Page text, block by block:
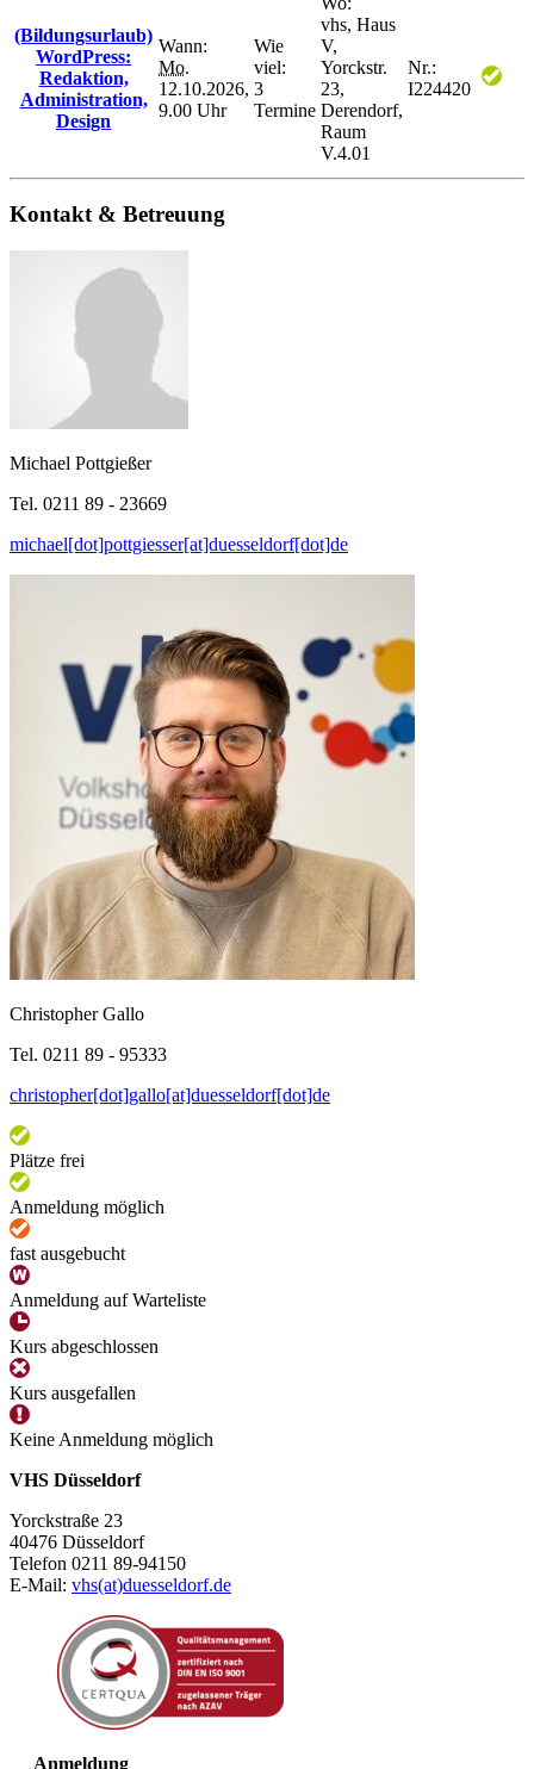
(Bildungsurlaub)
WordPress:
Redaktion,
Administration,
Design
Wann:
Mo.
12.10.2026,
9.00 Uhr
Wie
viel:
3
Termine
vhs, Haus
V,
Yorckstr.
23,
Derendorf,
Raum
V.4.01
Nr.:
I224420
Kontakt & Betreuung
Michael Pottgießer
Tel. 0211 89 - 23669
michael[dot]pottgiesser[at]duesseldorf[dot]de
Christopher Gallo
Tel. 0211 89 - 95333
christopher[dot]gallo[at]duesseldorf[dot]de
Plätze frei
Anmeldung möglich
fast ausgebucht
Anmeldung auf Warteliste
Kurs abgeschlossen
Kurs ausgefallen
Keine Anmeldung möglich
VHS Düsseldorf
Yorckstraße 23
40476 Düsseldorf
Telefon 0211 89-94150
E-Mail: vhs(at)duesseldorf.de
Anmeldung